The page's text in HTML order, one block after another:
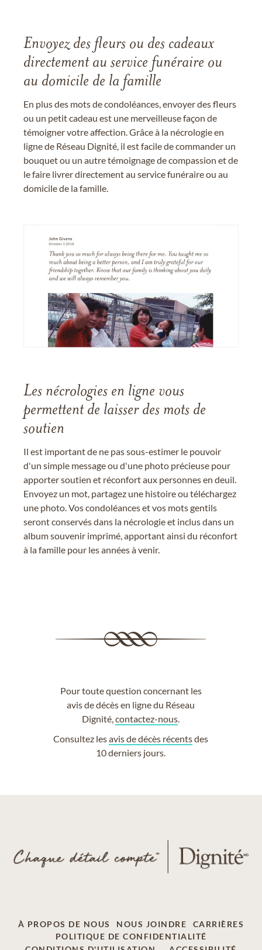
Envoyez des fleurs ou des cadeaux
directement au service funéraire ou
au domicile de la famille
En plus des mots de condoléances, envoyer des fleurs
ou un petit cadeau est une merveilleuse façon de
témoigner votre affection. Grâce à la nécrologie en
ligne de Réseau Dignité, il est facile de commander un
bouquet ou un autre témoignage de compassion et de
le faire livrer directement au service funéraire ou au
domicile de la famille.
Les nécrologies en ligne vous
permettent de laisser des mots de
soutien
Il est important de ne pas sous-estimer le pouvoir
d'un simple message ou d'une photo précieuse pour
apporter soutien et réconfort aux personnes en deuil.
Envoyez un mot, partagez une histoire ou téléchargez
une photo. Vos condoléances et vos mots gentils
seront conservés dans la nécrologie et inclus dans un
album souvenir imprimé, apportant ainsi du réconfort
à la famille pour les années à venir.
Pour toute question concernant les
avis de décès en ligne du Réseau
Dignité,contactez-nous
Consultez lesavis de décès récentsdes
10 derniers jours.
À PROPOS DE NOUS NOUS JOINDRE
CARRIÈRES
POLITIQUE DE CONFIDENTIALITÉ